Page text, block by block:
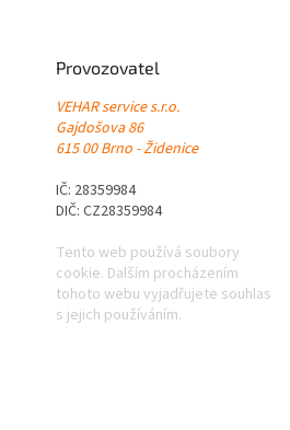
Provozovatel
VEHAR service s.r.o.
Gajdošova 86
615 00 Brno - Židenice
IČ: 28359984
DIČ: CZ28359984
Tento web používá soubory
cookie. Dalším procházením
tohoto webu vyjadřujete souhlas
s jejich používáním.